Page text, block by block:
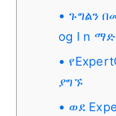
ጉግልን
og I n
ያግኙ
ወደ